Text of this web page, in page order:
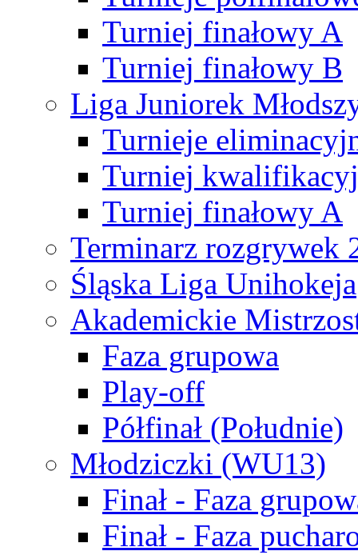
Turniej finałowy A
Turniej finałowy B
Liga Juniorek
Turnieje
Turniej
Turniej finałowy A
Terminarz rozgrywek
Śląska Liga Unihokeja
Akademickie
Faza grupowa
Play-off
Półfinał (Południe)
Młodziczki (WU13)
Finał - Faza
Finał - Faza